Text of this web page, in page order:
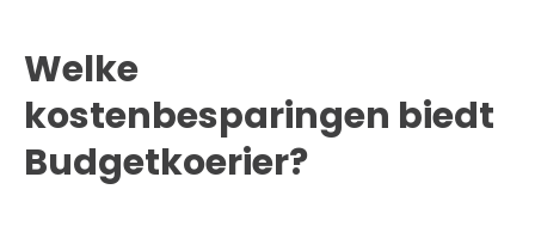
Welke
kostenbesparingen biedt
Budgetkoerier?